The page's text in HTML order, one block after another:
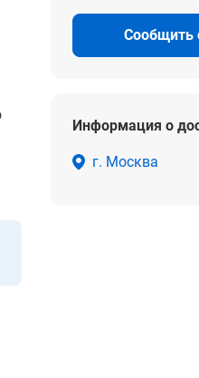
Сообщить
Информация о
г. Москва